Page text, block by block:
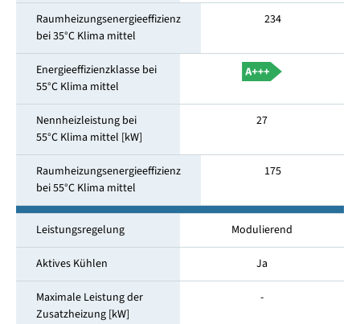
Raumheizungsenergieeffizienz
bei 35°C Klima mittel
234
Energieeffizienzklasse bei
55°C Klima mittel
Nennheizleistung bei
55°C Klima mittel [kW]
27
Raumheizungsenergieeffizienz
bei 55°C Klima mittel
175
Leistungsregelung Modulierend
Aktives Kühlen Ja
Maximale Leistung der
Zusatzheizung [kW]
-